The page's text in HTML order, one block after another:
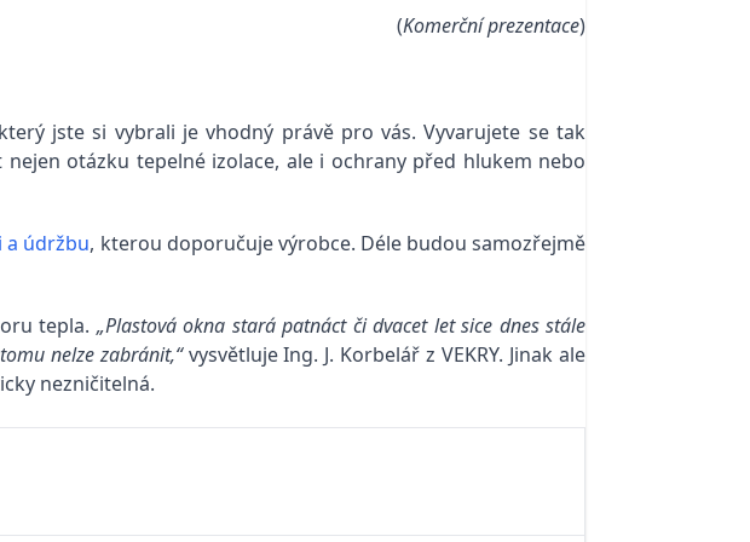
(Komerční prezentace)
jste si vybrali je vhodný právě pro vás. Vyvarujete se tak
otázku tepelné izolace, ale i ochrany před hlukem nebo
a údržbu, kterou doporučuje výrobce. Déle budou samozřejmě
tepla. „Plastová okna stará patnáct či dvacet let sice dnes stále
nelze zabránit,“vysvětluje Ing. J. Korbelář z VEKRY. Jinak ale
nezničitelná.